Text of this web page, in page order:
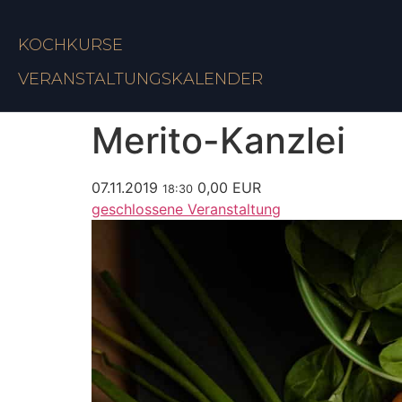
KOCHKURSE
VERANSTALTUNGSKALENDER
Merito-Kanzlei
07.11.2019 18:30 0,00 EUR
geschlossene Veranstaltung